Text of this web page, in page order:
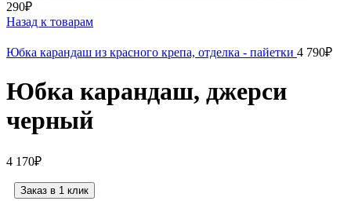
290₽
Назад к товарам
Юбка карандаш из красного крепа, отделка - пайетки 4 790₽
Юбка карандаш, джерси
черный
4 170₽
Заказ в 1 клик